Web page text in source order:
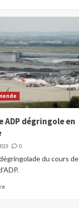
ADP dégringole en
0
du cours de